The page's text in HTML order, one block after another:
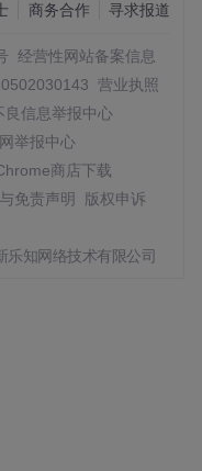
商务合作 寻求报道
经营性网站备案信息
营业执照
良信息举报中心
举报中心
商店下载
免责声明
版权申诉
知网络技术有限公司